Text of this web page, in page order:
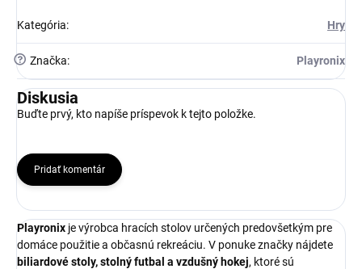
Kategória: Hry
? Značka: Playronix
Diskusia
Buďte prvý, kto napíše príspevok k tejto položke.
Pridať komentár
Playronix je výrobca hracích stolov určených predovšetkým pre
domáce použitie a občasnú rekreáciu. V ponuke značky nájdete
biliardové stoly, stolný futbal a vzdušný hokej, ktoré sú